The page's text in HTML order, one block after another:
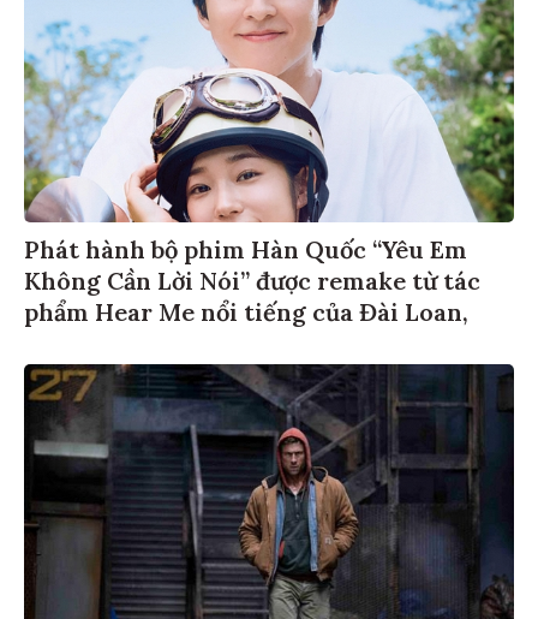
Phát hành bộ phim Hàn Quốc “Yêu Em
Không Cần Lời Nói” được remake từ tác
phẩm Hear Me nổi tiếng của Đài Loan,